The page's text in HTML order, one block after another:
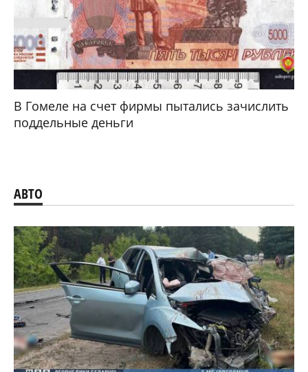
В Гомеле на счет фирмы пытались зачислить
поддельные деньги
АВТО